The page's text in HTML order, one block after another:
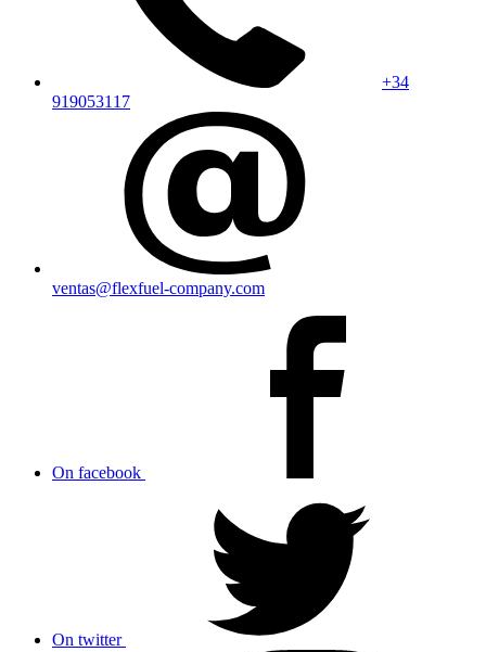
+34
919053117
ventas@flexfuel-company.com
On facebook
On twitter